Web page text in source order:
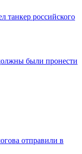
танкер российского
были пронести
отправили в